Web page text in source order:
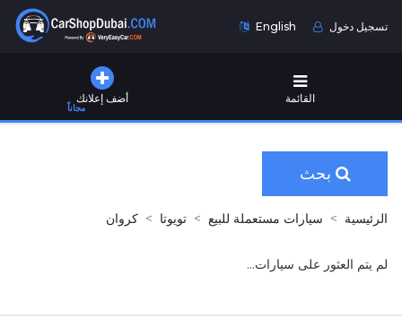
English تسجيل دخول
أضف إعلانك
مجاناً
القائمة
بحث
الرئيسية سيارات مستعملة للبيع تويوتا كروان
لم يتم العثور على سيارات...